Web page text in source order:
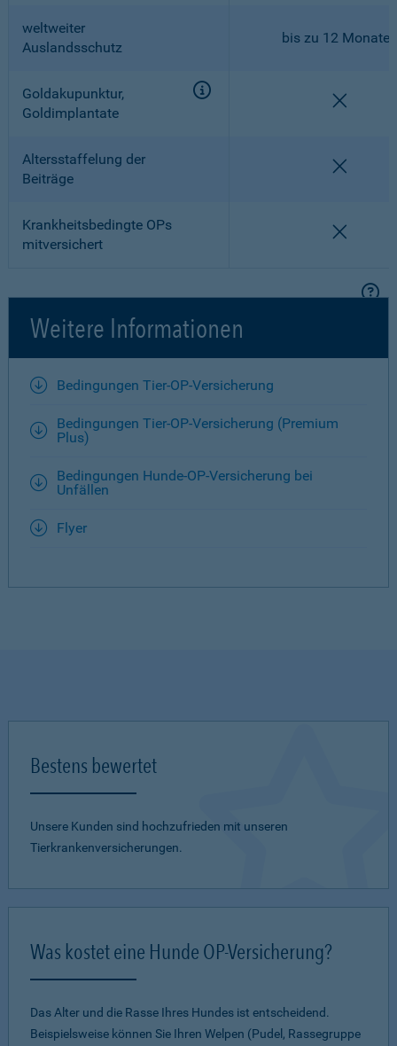
weltweiter
Auslandsschutz
bis zu 12 Monaten
Goldakupunktur,
Goldimplantate
Altersstaffelung der
Beiträge
Krankheitsbedingte OPs
mitversichert
Weitere Informationen
Bedingungen Tier-OP-Versicherung
Bedingungen Tier-OP-Versicherung (Premium
Plus)
Bedingungen Hunde-OP-Versicherung bei
Unfällen
Flyer
Bestens bewertet
Unsere Kunden sind hochzufrieden mit unseren
Tierkrankenversicherungen.
Was kostet eine Hunde OP-Versicherung?
Das Alter und die Rasse Ihres Hundes ist entscheidend.
Beispielsweise können Sie Ihren Welpen (Pudel, Rassegruppe